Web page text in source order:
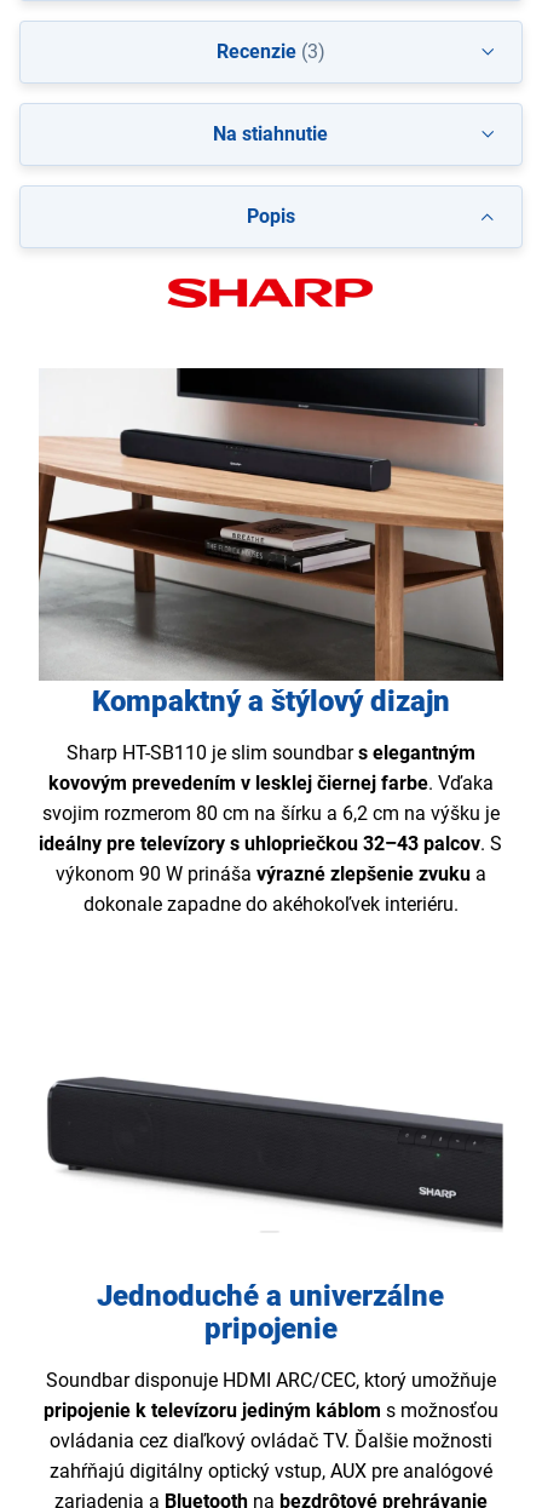
Popis
Kompaktný a štýlový dizajn
Sharp HT-SB110 je slim soundbars elegantným
kovovým prevedením v lesklej čiernej farbe. Vďaka
svojim rozmerom 80 cm na šírku a 6,2 cm na výšku je
ideálny pre televízory s uhlopriečkou 32–43 palcov. S
výkonom 90 W prináša výrazné zlepšenie zvukua
dokonale zapadne do akéhokoľvek interiéru.
Jednoduché a univerzálne
pripojenie
Soundbar disponuje HDMI ARC/CEC, ktorý umožňuje
pripojenie k televízoru jediným káblom s možnosťou
ovládania cez diaľkový ovládač TV. Ďalšie možnosti
zahŕňajú digitálny optický vstup, AUX pre analógové
zariadenia a Bluetooth na bezdrôtové prehrávanie
Recenzie(3)
Na stiahnutie